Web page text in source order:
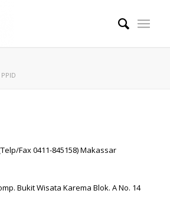
PPID
Fax 0411-845158) Makassar
Bukit Wisata Karema Blok. A No. 14